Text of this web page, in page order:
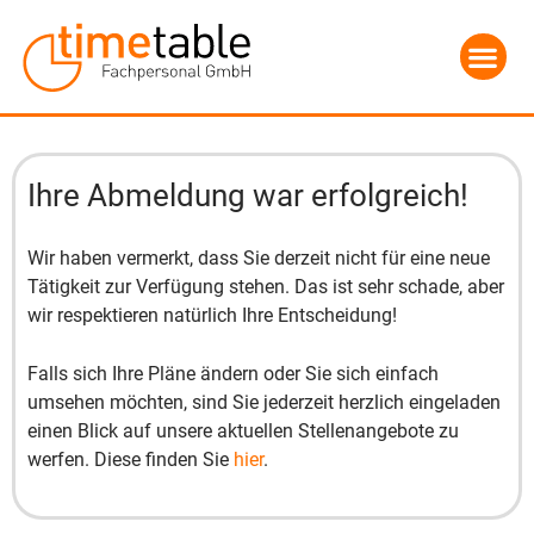
Ihre Abmeldung war erfolgreich!
Wir haben vermerkt, dass Sie derzeit nicht für eine neue
Tätigkeit zur Verfügung stehen. Das ist sehr schade, aber
wir respektieren natürlich Ihre Entscheidung!
Falls sich Ihre Pläne ändern oder Sie sich einfach
umsehen möchten, sind Sie jederzeit herzlich eingeladen
einen Blick auf unsere aktuellen Stellenangebote zu
werfen. Diese finden Sie hier.